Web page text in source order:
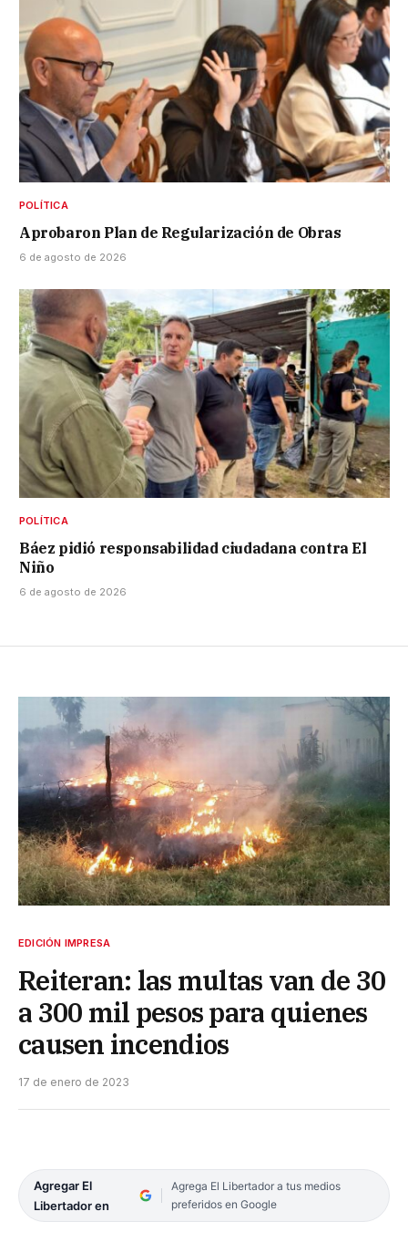
POLÍTICA
Aprobaron Plan de Regularización de Obras
6 de agosto de 2026
POLÍTICA
Báez pidió responsabilidad ciudadana contra El
Niño
6 de agosto de 2026
EDICIÓN IMPRESA
Reiteran: las multas van de 30
a 300 mil pesos para quienes
causen incendios
17 de enero de 2023
Agregar El
Libertador en
Agrega El Libertador a tus medios
preferidos en Google